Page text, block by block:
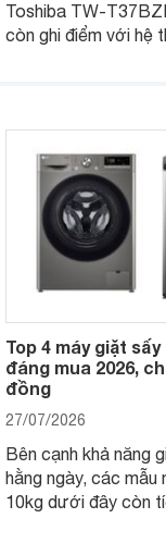
Toshiba TW-
còn ghi điểm với hệ
giặt.
Top 4 máy giặt
đáng mua 2026,
đồng
27/07/2026
Bên cạnh khả năng
hằng ngày, các mẫu
10kg dưới đây còn